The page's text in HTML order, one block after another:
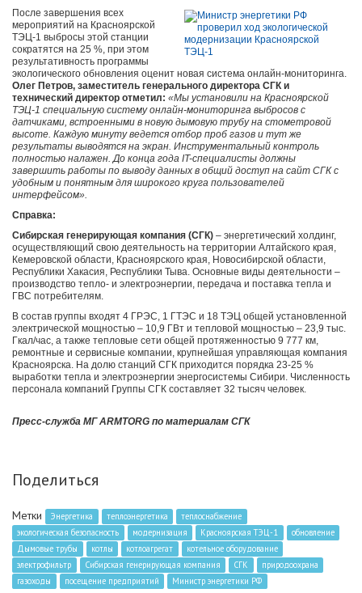
После завершения всех
мероприятий на Красноярской
ТЭЦ-1 выбросы этой станции
сократятся на 25 %, при этом
результативность программы
экологического обновления оценит новая система онлайн-мониторинга.
Олег Петров, заместитель генерального директора СГК и
технический директор отметил: «Мы установили на Красноярской
ТЭЦ-1 специальную систему онлайн-мониторинга выбросов с
датчиками, встроенными в новую дымовую трубу на стометровой
высоте. Каждую минуту ведется отбор проб газов и тут же
результаты выводятся на экран. Инструментальный контроль
полностью налажен. До конца года IT-специалисты должны
завершить работы по выводу данных в общий доступ на сайт СГК с
удобным и понятным для широкого круга пользователей
интерфейсом».
Справка:
Сибирская генерирующая компания (СГК) – энергетический холдинг,
осуществляющий свою деятельность на территории Алтайского края,
Кемеровской области, Красноярского края, Новосибирской области,
Республики Хакасия, Республики Тыва. Основные виды деятельности –
производство тепло- и электроэнергии, передача и поставка тепла и
ГВС потребителям.
В состав группы входят 4 ГРЭС, 1 ГТЭС и 18 ТЭЦ общей установленной
электрической мощностью – 10,9 ГВт и тепловой мощностью – 23,9 тыс.
Гкал/час, а также тепловые сети общей протяженностью 9 777 км,
ремонтные и сервисные компании, крупнейшая управляющая компания
Красноярска. На долю станций СГК приходится порядка 23-25 %
выработки тепла и электроэнергии энергосистемы Сибири. Численность
персонала компаний Группы СГК составляет 32 тысяч человек.
Пресс-служба МГ ARMTORG по материалам СГК
Поделиться
Метки Энергетика теплоэнергетика
теплоснабжение
экологическая безопасность
модернизация Красноярская ТЭЦ-1
обновление
Дымовые трубы
котлы котлоагрегат
котельное оборудование
электрофильтр
Сибирская генерирующая компания СГК
природоохрана
газоходы
посещение предприятий Министр энергетики РФ